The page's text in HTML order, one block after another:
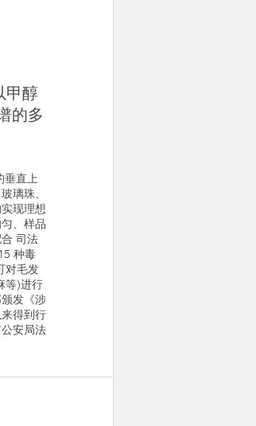
甲醇
的多
垂直上
璃珠、
现理想
、样品
司法
种毒
对毛发
等)进行
发《涉
得到行
安局法